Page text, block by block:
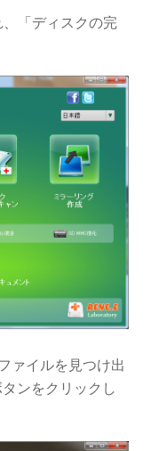
「ディスクの完
ァイルを見つけ出
ンをクリックし